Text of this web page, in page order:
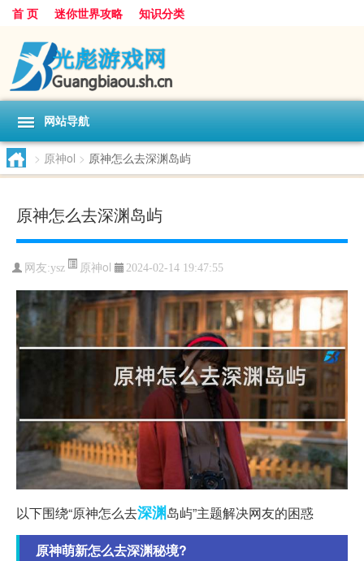
首 页 迷你世界攻略 知识分类
网站导航
> 原神ol > 原神怎么去深渊岛屿
原神怎么去深渊岛屿
网友:ysz 原神ol 2024-02-14 19:47:55
以下围绕“原神怎么去深渊岛屿”主题解决网友的困惑
原神萌新怎么去深渊秘境?